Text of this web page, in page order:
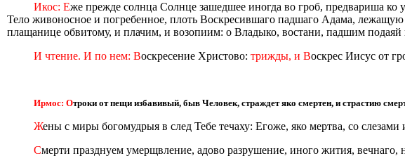
Икос: Еже прежде солнца Солнце зашедшее иногда во гроб, предвариша
Тело живоносное и погребенное, плоть Воскресившаго падшаго Адама,
плащанице обвитому, и плачим, и возопиим: о Владыко, востани, падшим подаяй
И чтение. И по нем: Воскресение Христово: трижды, и Воскрес Иисус от
Ирмос: Отроки от пещи избавивый, быв Человек, страждет яко смертен, и страстию
Жены с миры богомудрыя в след Тебе течаху: Егоже, яко мертва, со
Смерти празднуем умерщвление, адово разрушение, иного жития,